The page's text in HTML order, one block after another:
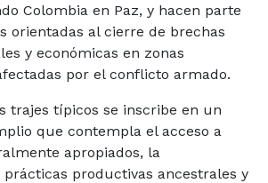
Colombia en Paz, y hacen parte
orientadas al cierre de brechas
y económicas en zonas
por el conflicto armado.
trajes típicos se inscribe en un
que contempla el acceso a
apropiados, la
productivas ancestrales y